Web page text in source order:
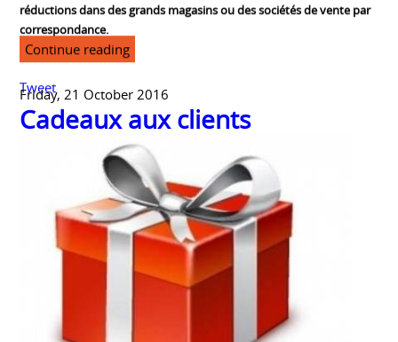
des chèques-cadeaux leur permettant notamment de bénéficier de
réductions dans des grands magasins ou des sociétés de vente par
correspondance.
Continue reading
Tweet
Cadeaux aux clients